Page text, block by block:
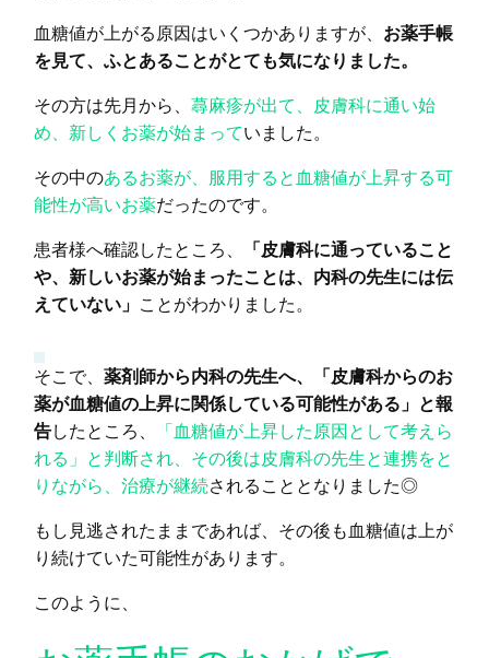
血糖値が上がる原因はいくつかありますが、 お薬手帳
を見て、ふとあることがとても気になりました。
その方は先月から、 蕁麻疹が出て、皮膚科に通い始
め、新しくお薬が始まっていました。
その中のあるお薬が、服用すると血糖値が上昇する可
能性が高いお薬だったのです。
患者様へ確認したところ、
「皮膚科に通っていること
や、新しいお薬が始まったことは、内科の先生には伝
えていない」 ことがわかりました。
そこで、 薬剤師から内科の先生へ、「皮膚科からのお
薬が血糖値の上昇に関係している可能性がある」と報
告したところ、
「血糖値が上昇した原因として考えら
れる」と判断され、その後は皮膚科の先生と連携をと
りながら、治療が継続されることとなりました◎
もし見逃されたままであれば、その後も血糖値は上が
り続けていた可能性があります。
このように、